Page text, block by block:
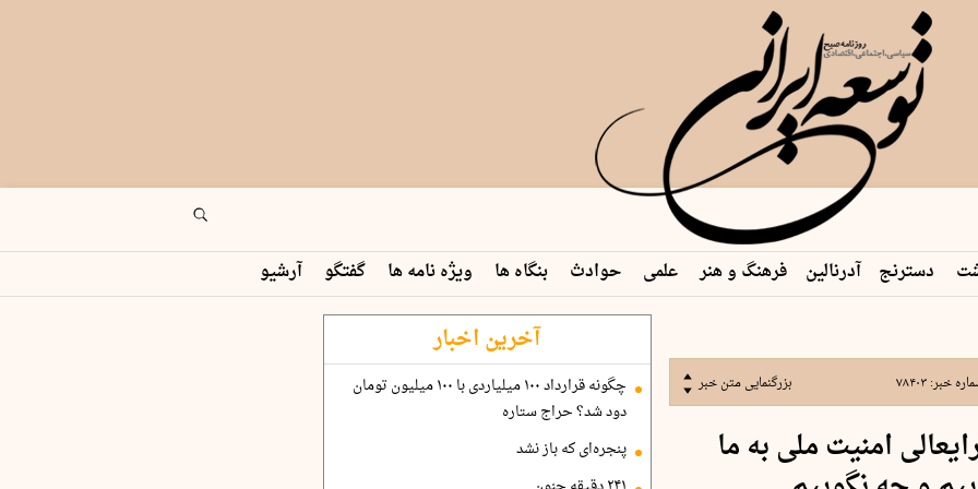
م…
دسترنج آدرنالین فرهنگ و هنر علمی حوادث بنگاه ها ویژه نامه ها گفتگو آرشیو
خبر:۷۸۴۰۳ بزرگنمایی متن خبر
امنیت ملی به ما
آخرین اخبار
چگونه قرارداد ۱۰۰ میلیاردی با ۱۰۰ میلیون تومان
دود شد؟ حراج ستاره
پنجره‌ای که باز نشد